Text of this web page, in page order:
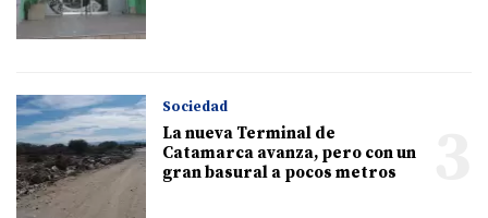
Sociedad
La nueva Terminal de
Catamarca avanza, pero con un
gran basural a pocos metros